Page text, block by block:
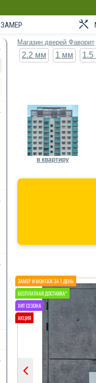
ЗАМЕР
Магазин дверей Фаворит
2.2 мм 1 мм 1.5
в квартиру